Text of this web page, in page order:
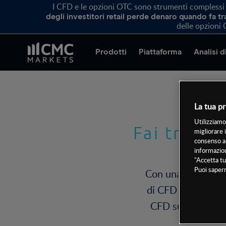
I CFD e le opzioni OTC sono strumenti
degli investitori retail perde denaro quando fa
delle opzioni
Prodotti Piattaforma Analisi
Fai
Con una così
di CFD su una
CFD su più
La tua
migliorare
consenso
"Accetta
Puoi